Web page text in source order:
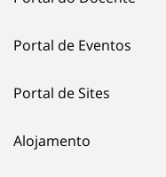
Portal de Eventos
Portal de Sites
Alojamento